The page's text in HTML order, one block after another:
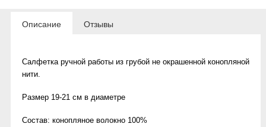
Описание Отзывы
Салфетка ручной работы из грубой не окрашенной конопляной
нити.
Размер 19-21 см в диаметре
Состав: конопляное волокно 100%